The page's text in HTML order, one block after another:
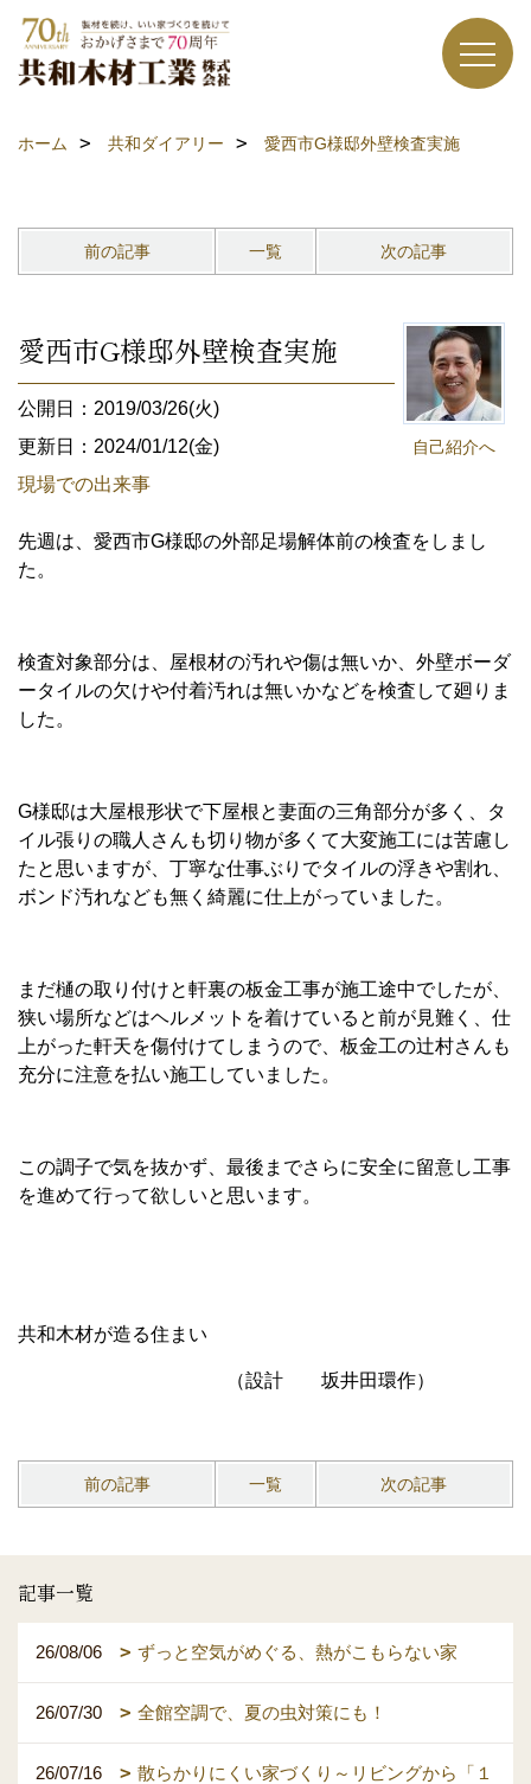
ホーム 共和ダイアリー 愛西市G様邸外壁検査実施
前の記事 一覧 次の記事
自己紹介へ
愛西市G様邸外壁検査実施
公開日：2019/03/26(火)
更新日：2024/01/12(金)
現場での出来事
先週は、愛西市G様邸の外部足場解体前の検査をしまし
た。
検査対象部分は、屋根材の汚れや傷は無いか、外壁ボーダ
ータイルの欠けや付着汚れは無いかなどを検査して廻りま
した。
G様邸は大屋根形状で下屋根と妻面の三角部分が多く、タ
イル張りの職人さんも切り物が多くて大変施工には苦慮し
たと思いますが、丁寧な仕事ぶりでタイルの浮きや割れ、
ボンド汚れなども無く綺麗に仕上がっていました。
まだ樋の取り付けと軒裏の板金工事が施工途中でしたが、
狭い場所などはヘルメットを着けていると前が見難く、仕
上がった軒天を傷付けてしまうので、板金工の辻村さんも
充分に注意を払い施工していました。
この調子で気を抜かず、最後までさらに安全に留意し工事
を進めて行って欲しいと思います。
共和木材が造る住まい
（設計 坂井田環作）
前の記事 一覧 次の記事
記事一覧
26/08/06 ずっと空気がめぐる、熱がこもらない家
26/07/30 全館空調で、夏の虫対策にも！
26/07/16
散らかりにくい家づくり～リビングから「１